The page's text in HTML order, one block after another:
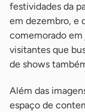
festividades da
em dezembro, e
comemorado em
visitantes que
de shows
Além das
espaço de